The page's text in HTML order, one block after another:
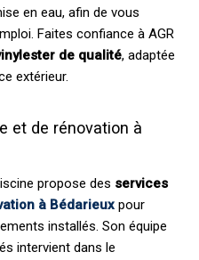
en eau, afin de vous
Faites confiance à AGR
de qualité, adaptée
extérieur.
et de rénovation à
propose des services
à Bédarieuxpour
installés. Son équipe
intervient dans le